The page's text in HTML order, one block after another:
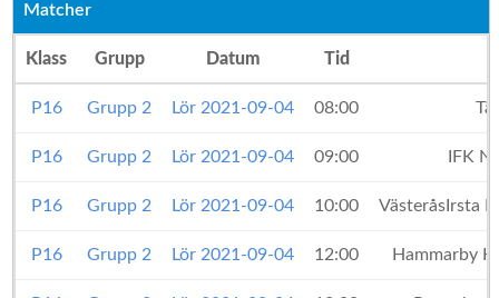
Matcher
Klass Grupp Datum Tid
P16 Grupp 2 Lör 2021-09-04 08:00
P16 Grupp 2 Lör 2021-09-04 09:00 IFK
P16 Grupp 2 Lör 2021-09-04 10:00 VästeråsIrsta
P16 Grupp 2 Lör 2021-09-04 12:00 Hammarby